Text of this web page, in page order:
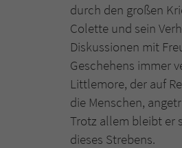
durch den großen
Colette und sein
Diskussionen mit
Geschehens immer
Littlemore, der auf
die Menschen,
Trotz allem bleibt er
dieses Strebens.